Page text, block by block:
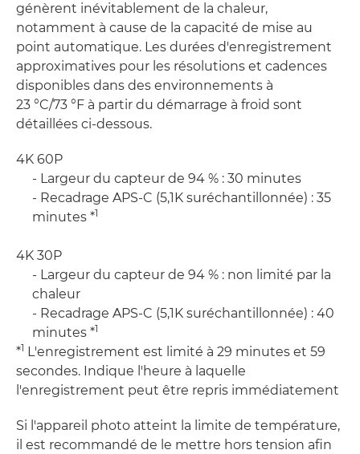
génèrent inévitablement de la chaleur,
notamment à cause de la capacité de mise au
point automatique. Les durées d'enregistrement
approximatives pour les résolutions et cadences
disponibles dans des environnements à
23 °C/73 °F à partir du démarrage à froid sont
détaillées ci-dessous.
4K 60P
- Largeur du capteur de 94 % : 30 minutes
- Recadrage APS-C (5,1K suréchantillonnée) : 35
minutes *1
4K 30P
- Largeur du capteur de 94 % : non limité par la
chaleur
- Recadrage APS-C (5,1K suréchantillonnée) : 40
minutes *1
*1 L'enregistrement est limité à 29 minutes et 59
secondes. Indique l'heure à laquelle
l'enregistrement peut être repris immédiatement
Si l'appareil photo atteint la limite de température,
il est recommandé de le mettre hors tension afin